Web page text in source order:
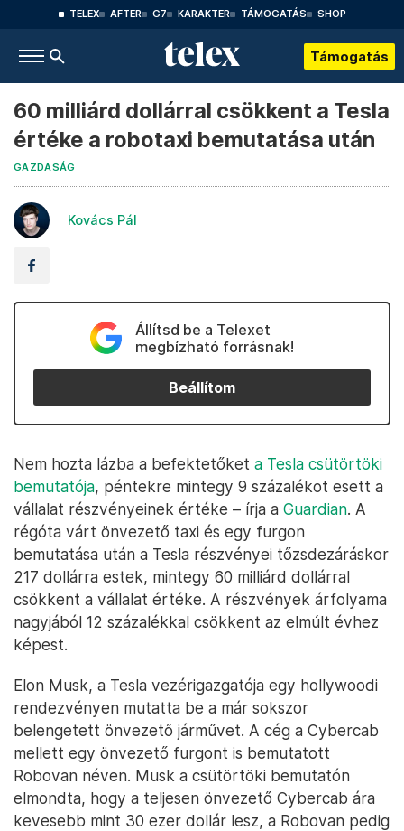
TELEX AFTER G7 KARAKTER TÁMOGATÁS SHOP
Támogatás
60 milliárd dollárral csökkent a Tesla
értéke a robotaxi bemutatása után
GAZDASÁG
Kovács Pál
Állítsd be a Telexet
megbízható forrásnak!
Beállítom
Nem hozta lázba a befektetőket a Tesla csütörtöki
bemutatója, péntekre mintegy 9 százalékot esett a
vállalat részvényeinek értéke – írja a Guardian. A
régóta várt önvezető taxi és egy furgon
bemutatása után a Tesla részvényei tőzsdezáráskor
217 dollárra estek, mintegy 60 milliárd dollárral
csökkent a vállalat értéke. A részvények árfolyama
nagyjából 12 százalékkal csökkent az elmúlt évhez
képest.
Elon Musk, a Tesla vezérigazgatója egy hollywoodi
rendezvényen mutatta be a már sokszor
belengetett önvezető járművet. A cég a Cybercab
mellett egy önvezető furgont is bemutatott
Robovan néven. Musk a csütörtöki bemutatón
elmondta, hogy a teljesen önvezető Cybercab ára
kevesebb mint 30 ezer dollár lesz, a Robovan pedig